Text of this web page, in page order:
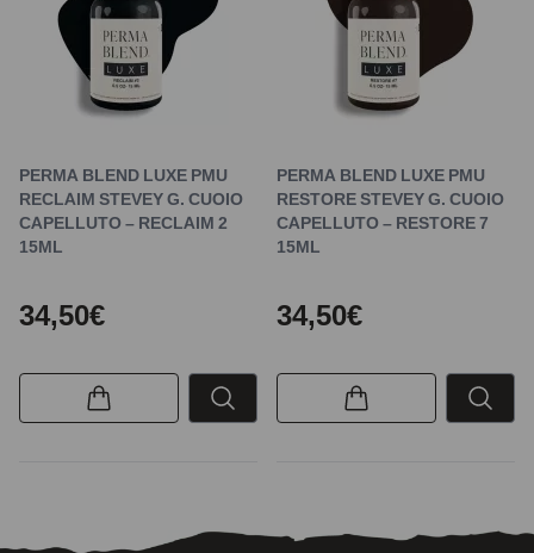
PERMA BLEND LUXE PMU
RECLAIM STEVEY G. CUOIO
CAPELLUTO – RECLAIM 2
15ML
34,50€
PERMA BLEND LUXE PMU
RESTORE STEVEY G. CUOIO
CAPELLUTO – RESTORE 7
15ML
34,50€